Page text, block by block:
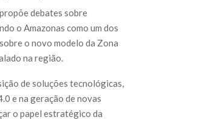
debates sobre
o Amazonas como um dos
o novo modelo da Zona
na região.
de soluções tecnológicas,
e na geração de novas
o papel estratégico da